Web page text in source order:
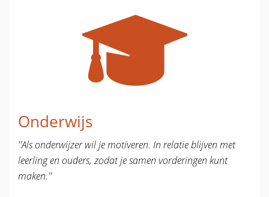
Onderwijs
''Als onderwijzer wil je motiveren. In relatie blijven met
leerling en ouders, zodat je samen vorderingen kunt
maken.''